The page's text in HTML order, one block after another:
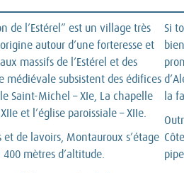
de l’Estérel” est un village très
autour d’une forteresse et
massifs de l’Estérel et des
médiévale subsistent des édifices
Saint-Michel – XIe, La chapelle
et l’église paroissiale – XIIe.
de lavoirs, Montauroux s’étage
mètres d’altitude.
Si
la